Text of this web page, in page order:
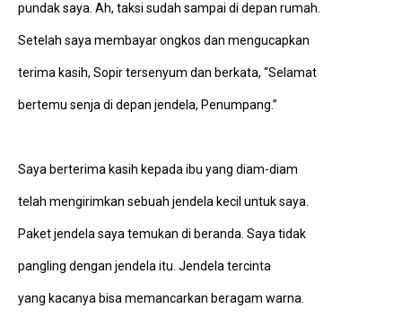
pundak saya. Ah, taksi sudah sampai di depan rumah.
Setelah saya membayar ongkos dan mengucapkan
terima kasih, Sopir tersenyum dan berkata, “Selamat
bertemu senja di depan jendela, Penumpang.”
Saya berterima kasih kepada ibu yang diam-diam
telah mengirimkan sebuah jendela kecil untuk saya.
Paket jendela saya temukan di beranda. Saya tidak
pangling dengan jendela itu. Jendela tercinta
yang kacanya bisa memancarkan beragam warna.